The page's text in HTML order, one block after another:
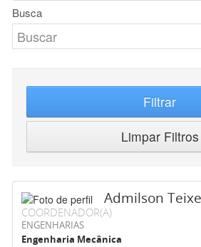
Busca
Filtrar
Limpar Filtros
Admilson
COORDENADOR(A)
ENGENHARIAS
Engenharia Mecânica